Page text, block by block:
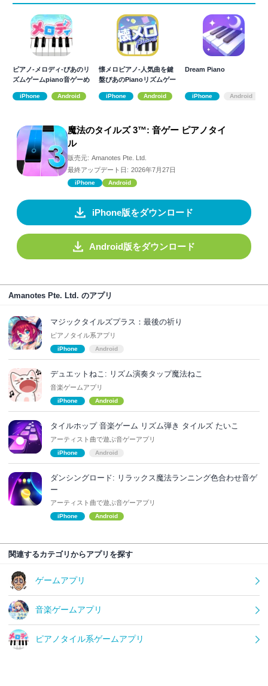
ピアノ-メロディ-ぴあのリ
ズムゲームpiano音ゲーめ
iPhone Android
懐メロピアノ-人気曲を鍵
盤ぴあのPianoリズムゲー
iPhone Android
Dream Piano
iPhone Android
魔法のタイルズ 3™: 音ゲー ピアノタイ
ル
販売元: Amanotes Pte. Ltd.
最終アップデート日: 2026年7月27日
iPhone Android
iPhone版をダウンロード
Android版をダウンロード
Amanotes Pte. Ltd. のアプリ
マジックタイルズプラス：最後の祈り
ピアノタイル系アプリ
iPhone Android
デュエットねこ: リズム演奏タップ魔法ねこ
音楽ゲームアプリ
iPhone Android
タイルホップ 音楽ゲーム リズム弾き タイルズ たいこ
アーティスト曲で遊ぶ音ゲーアプリ
iPhone Android
ダンシングロード: リラックス魔法ランニング色合わせ音ゲ
ー
アーティスト曲で遊ぶ音ゲーアプリ
iPhone Android
関連するカテゴリからアプリを探す
ゲームアプリ
音楽ゲームアプリ
ピアノタイル系ゲームアプリ